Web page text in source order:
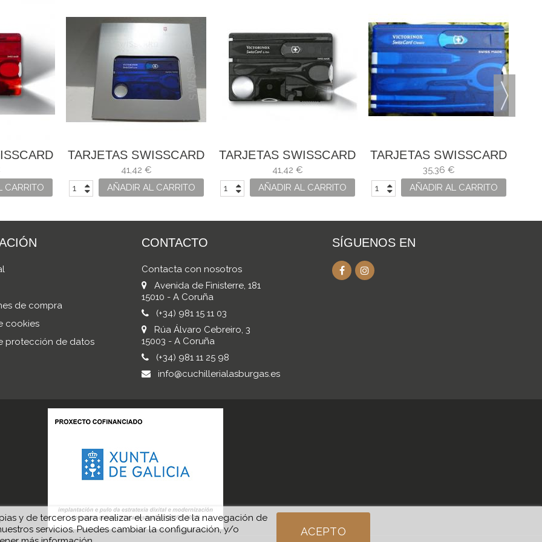
CARRITO
TARJETAS SWISSCARD
LITE AZÚL 0.7322.T2
41,42 €
AÑADIR AL CARRITO
TARJETAS SWISSCARD
LITE NEGRA 0.7333.T3
41,42 €
AÑADIR AL CARRITO
TARJETAS SWISSCARD
CLASSIC AZUL
35,36 €
AÑADIR AL CARRITO
de compra
cookies
protección de datos
CONTACTO
Contacta con nosotros
Avenida de Finisterre, 181
15010 - A Coruña
(+34) 981 15 11 03
Rúa Álvaro Cebreiro, 3
15003 - A Coruña
(+34) 981 11 25 98
info@cuchillerialasburgas.es
SÍGUENOS EN
y de terceros para realizar el análisis de la navegación de
servicios. Puedes cambiar la configuración, y/o
ACEPTO